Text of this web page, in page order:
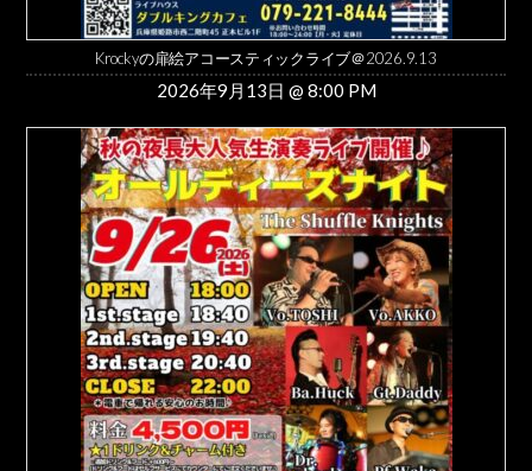
Krockyの扉絵アコースティックライブ＠2026.9.13
2026年9月13日 @ 8:00 PM